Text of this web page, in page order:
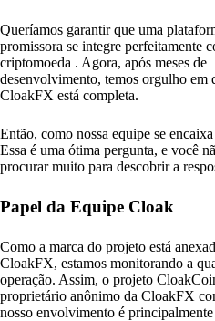
Queríamos garantir que uma
promissora se integre perfeitamente
criptomoeda . Agora, após meses de
desenvolvimento, temos orgulho em
CloakFX está completa.
Então, como nossa equipe se
Essa é uma ótima pergunta, e você
procurar muito para descobrir a
Papel da Equipe Cloak
Como a marca do projeto está
CloakFX, estamos monitorando a
operação. Assim, o projeto
proprietário anônimo da CloakFX
nosso envolvimento é